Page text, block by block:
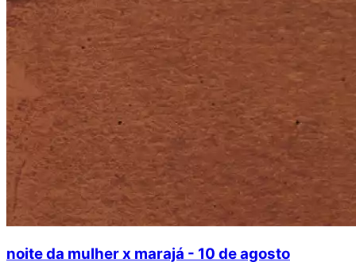
noite da mulher x marajá - 10 de agosto